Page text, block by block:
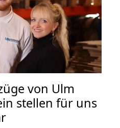
von Ulm
stellen für uns